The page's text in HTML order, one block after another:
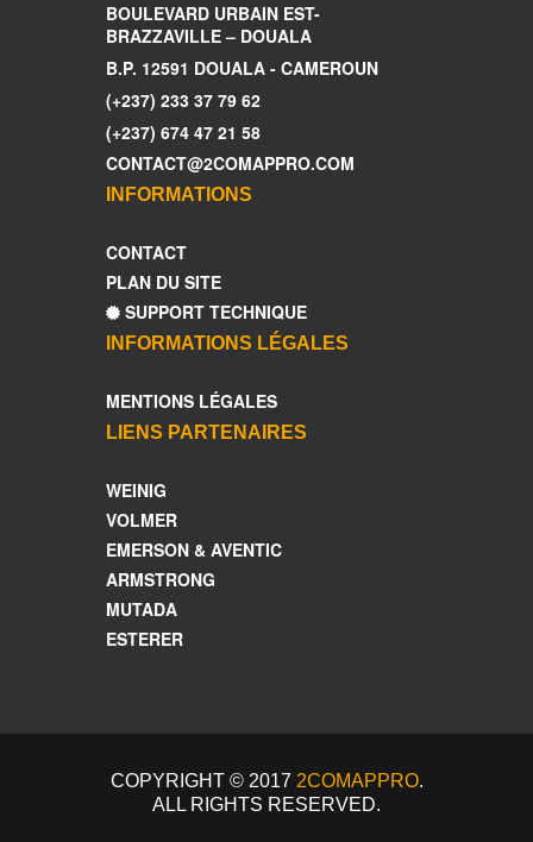
BOULEVARD URBAIN EST-
BRAZZAVILLE – DOUALA
B.P. 12591 DOUALA - CAMEROUN
(+237) 233 37 79 62
(+237) 674 47 21 58
CONTACT@2COMAPPRO.COM
INFORMATIONS
CONTACT
PLAN DU SITE
SUPPORT TECHNIQUE
INFORMATIONS LÉGALES
MENTIONS LÉGALES
LIENS PARTENAIRES
WEINIG
VOLMER
EMERSON & AVENTIC
ARMSTRONG
MUTADA
ESTERER
COPYRIGHT © 2017 2COMAPPRO.
ALL RIGHTS RESERVED.